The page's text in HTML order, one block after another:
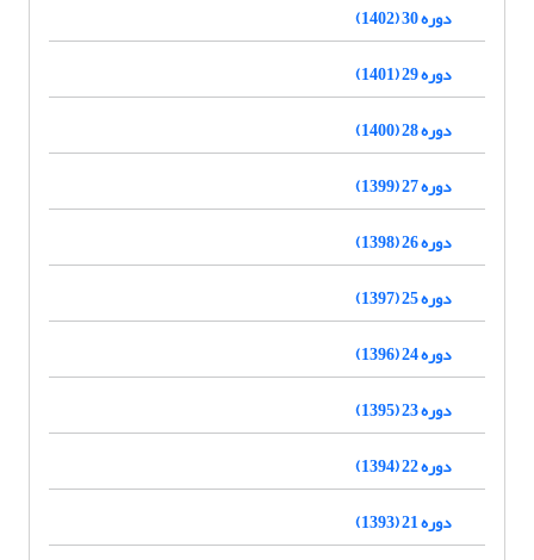
دوره 30 (1402)
دوره 29 (1401)
دوره 28 (1400)
دوره 27 (1399)
دوره 26 (1398)
دوره 25 (1397)
دوره 24 (1396)
دوره 23 (1395)
دوره 22 (1394)
دوره 21 (1393)